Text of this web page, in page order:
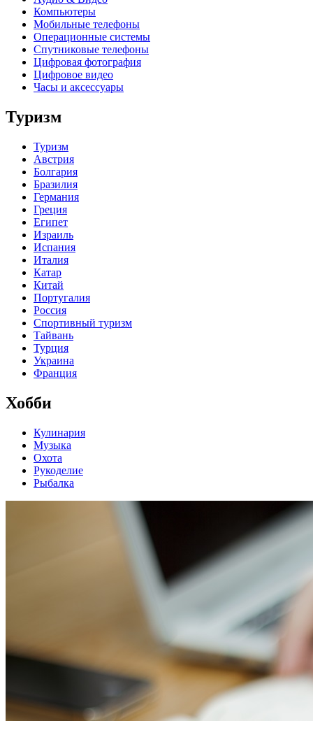
Компьютеры
Мобильные телефоны
Операционные системы
Спутниковые телефоны
Цифровая фотография
Цифровое видео
Часы и аксессуары
Туризм
Туризм
Австрия
Болгария
Бразилия
Германия
Греция
Египет
Израиль
Испания
Италия
Катар
Китай
Португалия
Россия
Спортивный туризм
Тайвань
Турция
Украина
Франция
Хобби
Кулинария
Музыка
Охота
Рукоделие
Рыбалка